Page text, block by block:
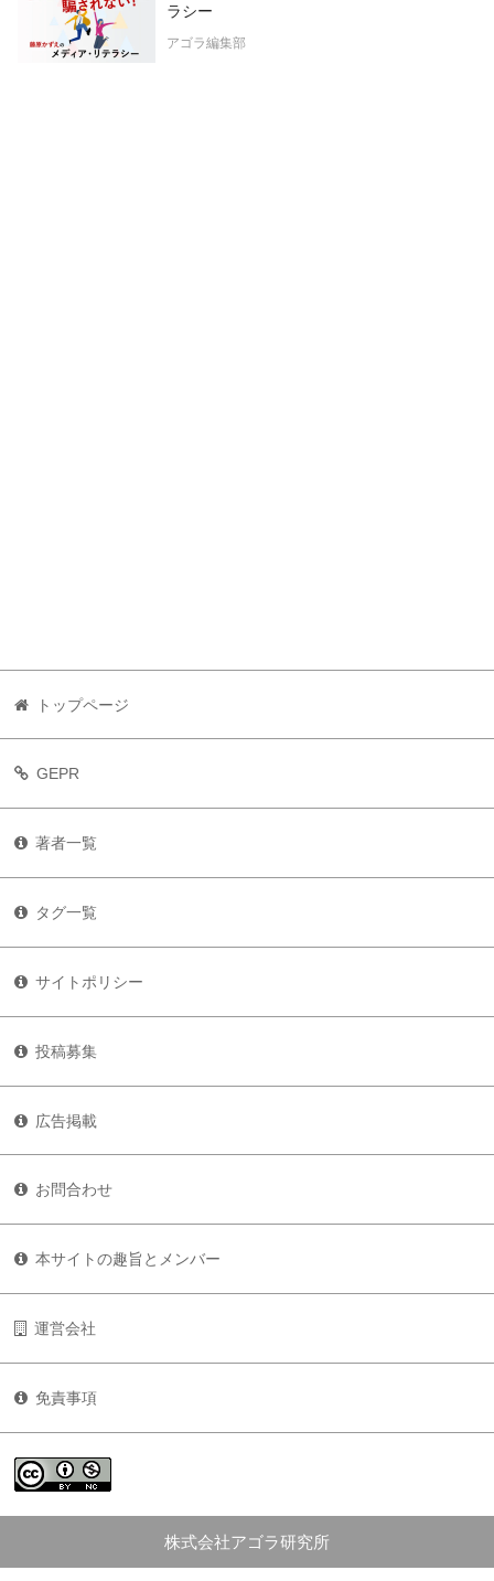
ラシー
アゴラ編集部
トップページ
GEPR
著者一覧
タグ一覧
サイトポリシー
投稿募集
広告掲載
お問合わせ
本サイトの趣旨とメンバー
運営会社
免責事項
株式会社アゴラ研究所